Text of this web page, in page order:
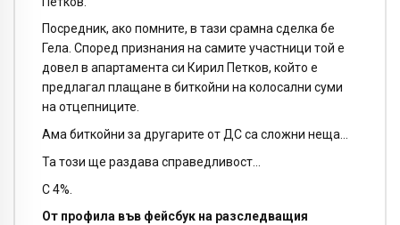
Посредник, ако помните, в тази срамна сделка бе
Гела. Според признания на самите участници той е
довел в апартамента си Кирил Петков, който е
предлагал плащане в биткойни на колосални суми
на отцепниците.
Ама биткойни за другарите от ДС са сложни неща…
Та този ще раздава справедливост…
С 4%.
От профила във фейсбук на разследващия